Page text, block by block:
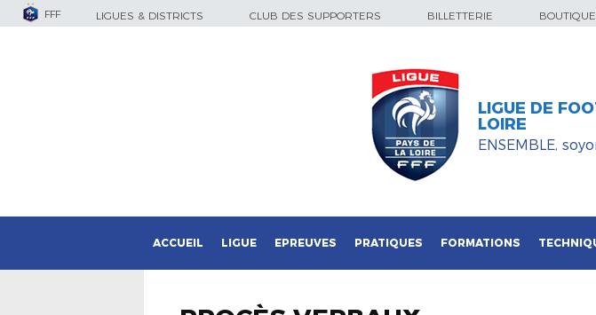
FFF LIGUES & DISTRICTS CLUB DES SUPPORTERS BILLETTERIE BOUTIQUE
LIGUE DE
LOIRE
ENSEMBLE,
ACCUEIL LIGUE EPREUVES PRATIQUES FORMATIONS